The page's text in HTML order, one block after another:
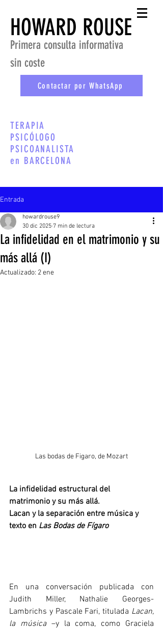
HOWARD ROUSE
Primera consulta informativa
sin coste
Contactar por WhatsApp
TERAPIA
PSICÓLOGO
PSICOANALISTA
en BARCELONA
Entrada
La infidelidad en el matrimonio y su
más allá (I)
howardrouse9
30 dic 2025 7 min de lectura
Actualizado: 2 ene
Las bodas de Figaro, de Mozart
La infidelidad estructural del
matrimonio y su más allá.
Lacan y la separación entre música y
texto en Las Bodas de Fígaro
En una conversación publicada con
Judith Miller, Nathalie Georges-
Lambrichs y Pascale Fari, titulada Lacan,
la música –y la coma, como Graciela